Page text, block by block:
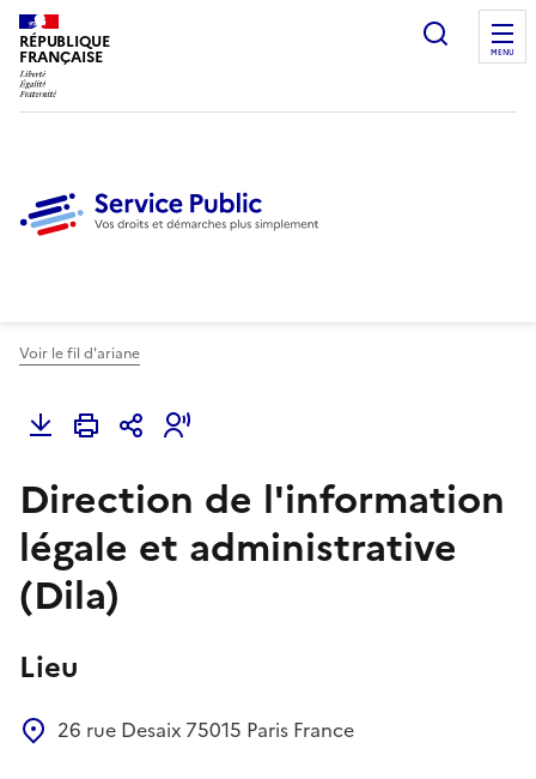
RÉPUBLIQUE
FRANÇAISE
Ouvrir
MENU
Voir le fil d'ariane
Direction de l'information
légale et administrative
(Dila)
Lieu
26 rue Desaix 75015 Paris France